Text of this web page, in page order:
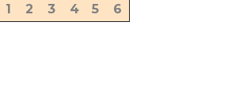
1 2 3 4 5 6